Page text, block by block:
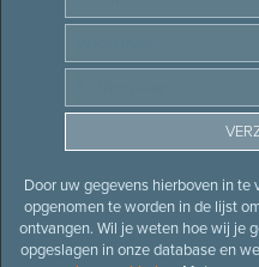
Door uw gegevens hierboven in
opgenomen te worden in de lijst
ontvangen. Wil je weten hoe wij je
opgeslagen in onze database en